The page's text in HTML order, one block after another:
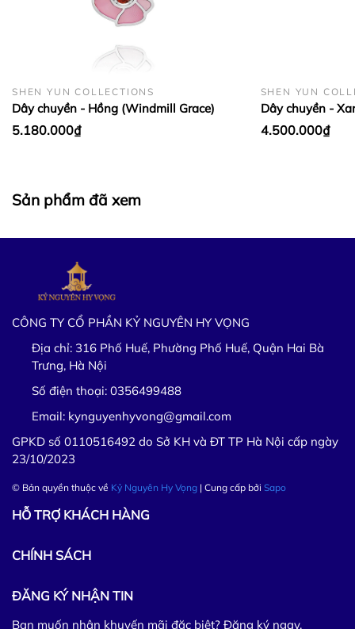
SHEN YUN COLLECTIONS
Dây chuyền - Hồng (Windmill Grace)
5.180.000₫
SHEN YUN
Dây chuyền -
4.500.000₫
Sản phẩm đã xem
CÔNG TY CỔ PHẦN KỶ NGUYÊN HY VỌNG
Địa chỉ: 316 Phố Huế, Phường Phố Huế, Quận Hai Bà
Trưng, Hà Nội
Số điện thoại: 0356499488
Email: kynguyenhyvong@gmail.com
GPKD số 0110516492 do Sở KH và ĐT TP Hà Nội cấp ngày
23/10/2023
© Bản quyền thuộc về Kỷ Nguyên Hy Vọng | Cung cấp bởi Sapo
HỖ TRỢ KHÁCH HÀNG
CHÍNH SÁCH
ĐĂNG KÝ NHẬN TIN
Bạn muốn nhận khuyến mãi đặc biệt? Đăng ký ngay.